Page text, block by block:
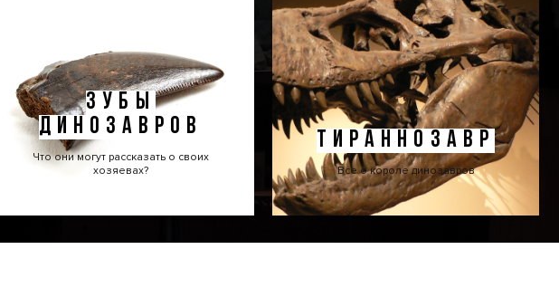
ЗУБЫ
ДИНОЗАВРОВ
Что они могут рассказать о своих
хозяевах?
ТИРАННОЗАВР
Все о короле динозавров